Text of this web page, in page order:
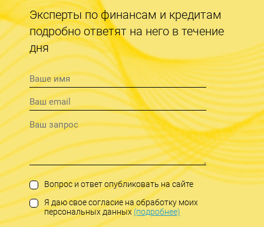
Эксперты по финансам и кредитам
подробно ответят на него в течение
дня
Вопрос и ответ опубликовать на сайте
Я даю свое согласие на обработку моих
персональных данных(подробнее)